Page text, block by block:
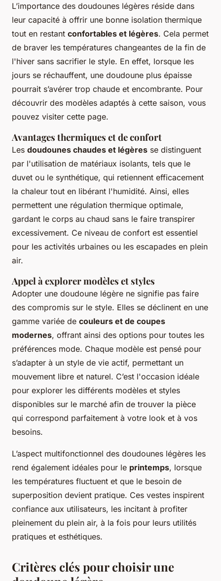
L’importance des doudounes légères réside dans
leur capacité à offrir une bonne isolation thermique
tout en restant confortables et légères. Cela permet
de braver les températures changeantes de la fin de
l'hiver sans sacrifier le style. En effet, lorsque les
jours se réchauffent, une doudoune plus épaisse
pourrait s’avérer trop chaude et encombrante. Pour
découvrir des modèles adaptés à cette saison, vous
pouvez visiter cette page.
Avantages thermiques et de confort
Les doudounes chaudes et légères se distinguent
par l'utilisation de matériaux isolants, tels que le
duvet ou le synthétique, qui retiennent efficacement
la chaleur tout en libérant l'humidité. Ainsi, elles
permettent une régulation thermique optimale,
gardant le corps au chaud sans le faire transpirer
excessivement. Ce niveau de confort est essentiel
pour les activités urbaines ou les escapades en plein
air.
Appel à explorer modèles et styles
Adopter une doudoune légère ne signifie pas faire
des compromis sur le style. Elles se déclinent en une
gamme variée de couleurs et de coupes
modernes, offrant ainsi des options pour toutes les
préférences mode. Chaque modèle est pensé pour
s’adapter à un style de vie actif, permettant un
mouvement libre et naturel. C’est l'occasion idéale
pour explorer les différents modèles et styles
disponibles sur le marché afin de trouver la pièce
qui correspond parfaitement à votre look et à vos
besoins.
L’aspect multifonctionnel des doudounes légères les
rend également idéales pour le printemps, lorsque
les températures fluctuent et que le besoin de
superposition devient pratique. Ces vestes inspirent
confiance aux utilisateurs, les incitant à profiter
pleinement du plein air, à la fois pour leurs utilités
pratiques et esthétiques.
Critères clés pour choisir une